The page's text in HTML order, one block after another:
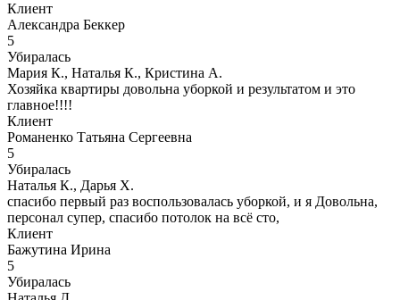
Клиент
Александра Беккер
5
Убиралась
Мария К., Наталья К., Кристина А.
Хозяйка квартиры довольна уборкой и результатом и это
главное!!!!
Клиент
Романенко Татьяна Сергеевна
5
Убиралась
Наталья К., Дарья Х.
спасибо первый раз воспользовалась уборкой, и я Довольна,
персонал супер, спасибо потолок на всё сто,
Клиент
Бажутина Ирина
5
Убиралась